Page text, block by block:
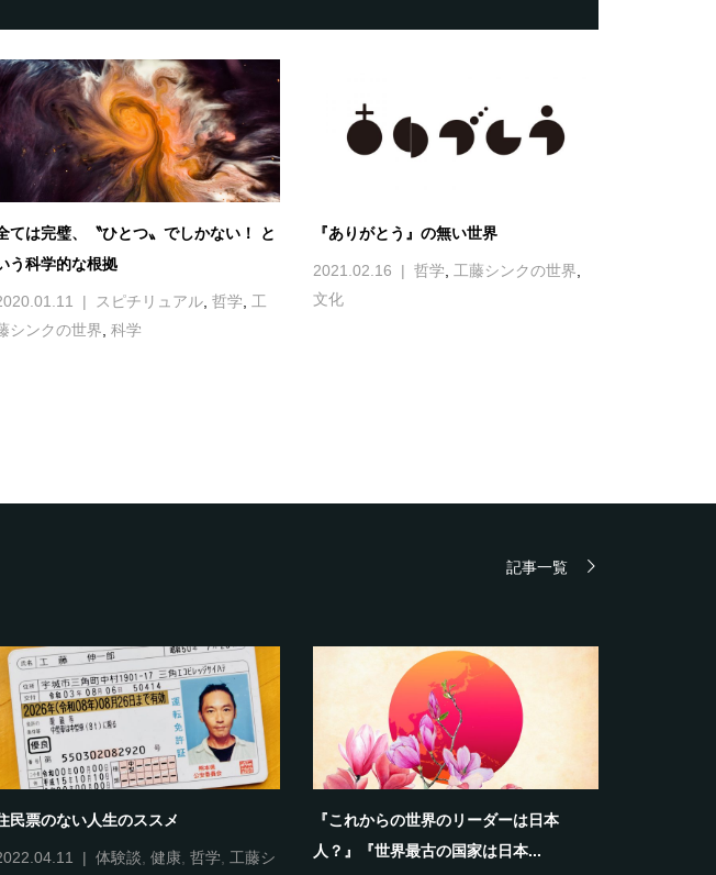
ては完璧、〝ひとつ〟でしかない！ と
う科学的な根拠
スピチリュアル 哲学
工
シンクの世界 科学
『ありがとう』の無い世界
2021.02.16 哲学 工藤シンクの世界
文化
記事一覧
民票のない人生のススメ
体験談 健康, 哲学, 工藤シ
『これからの世界のリーダーは日本
人？』『世界最古の国家は日本...